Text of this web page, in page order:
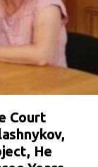
Court
He